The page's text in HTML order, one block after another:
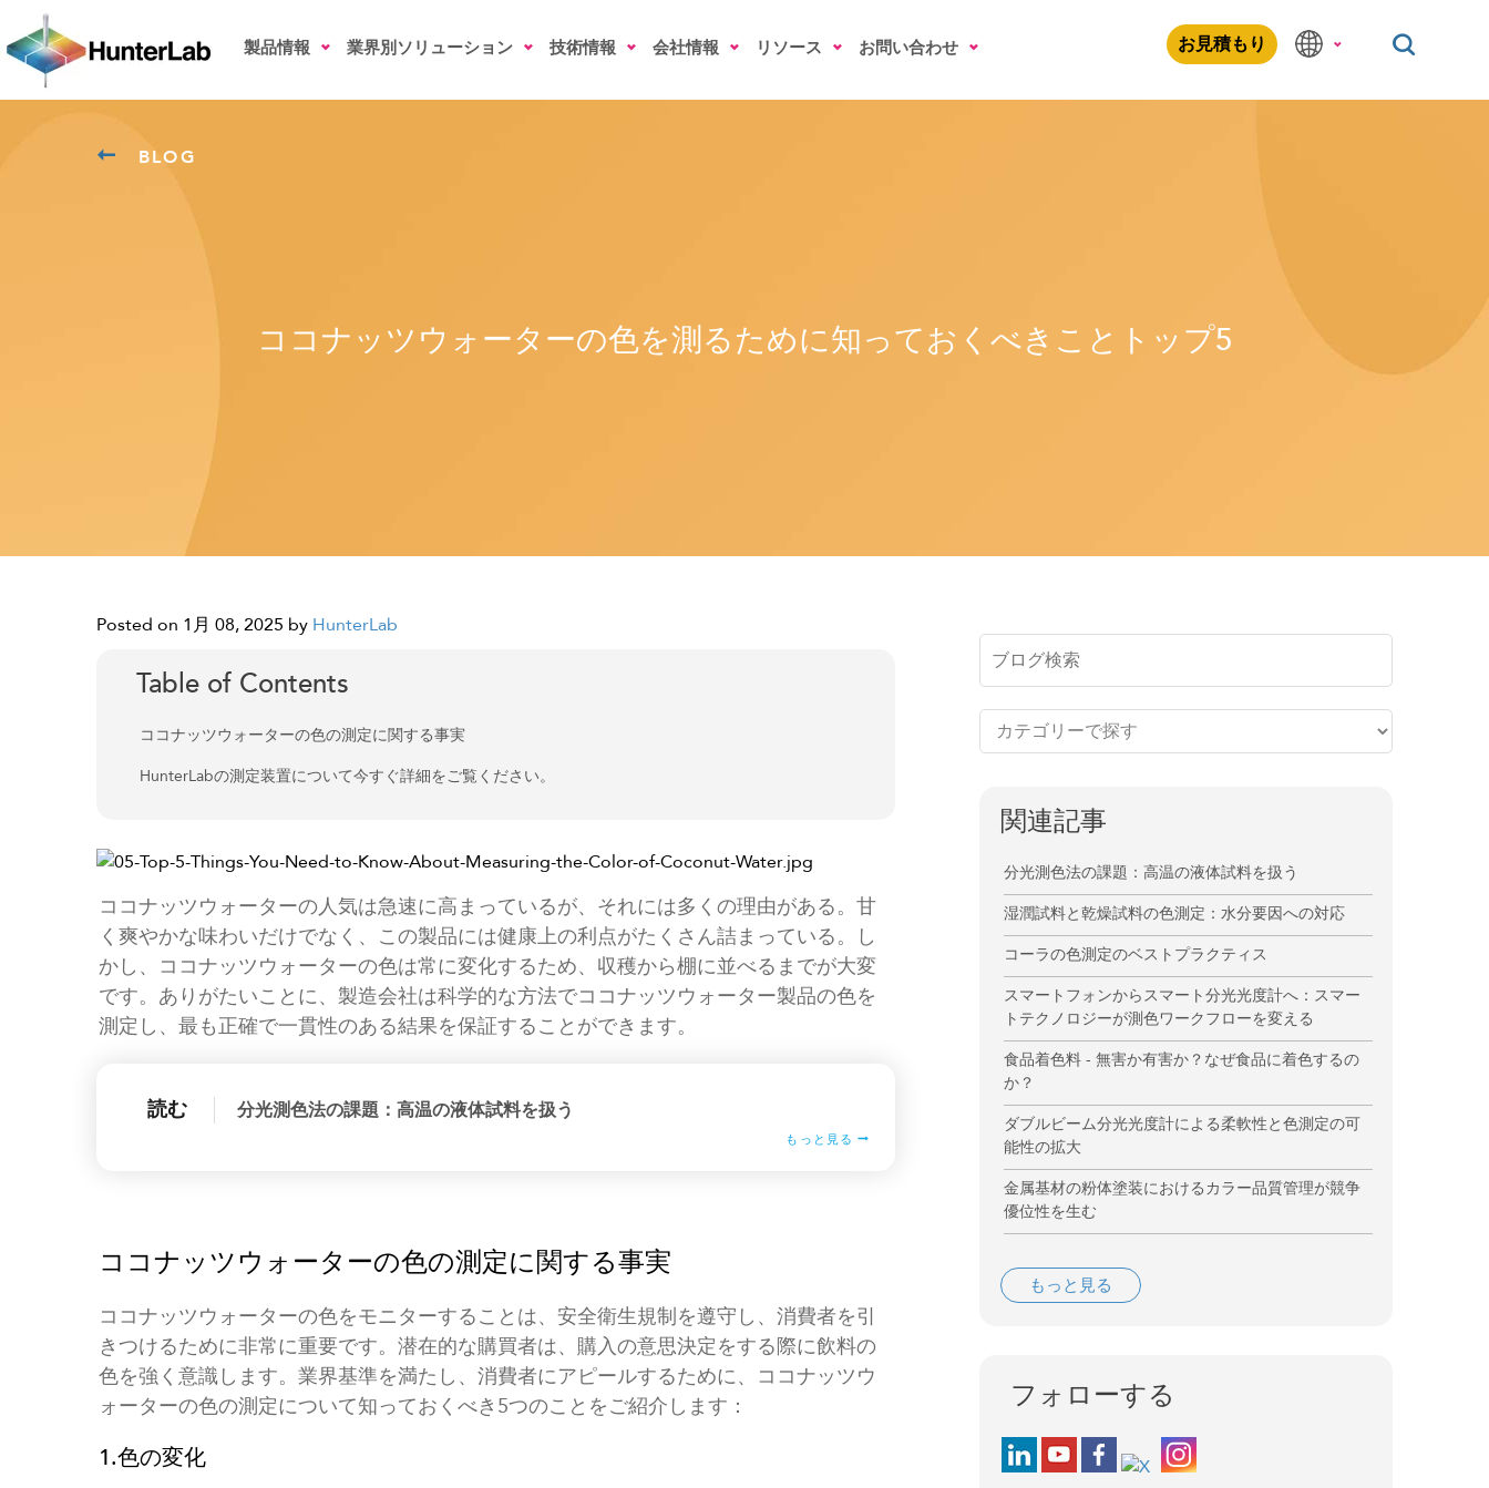
製品情報 業界別ソリューション 技術情報 会社情報 リソース お問い合わせ お見積もり
BLOG
ココナッツウォーターの色を測るために知っておくべきことトップ5
Posted on 1月 08, 2025 by HunterLab
Table of Contents
ココナッツウォーターの色の測定に関する事実
HunterLabの測定装置について今すぐ詳細をご覧ください。
ココナッツウォーターの人気は急速に高まっているが、それには多くの理由がある。甘
く爽やかな味わいだけでなく、この製品には健康上の利点がたくさん詰まっている。し
かし、ココナッツウォーターの色は常に変化するため、収穫から棚に並べるまでが大変
です。ありがたいことに、製造会社は科学的な方法でココナッツウォーター製品の色を
測定し、最も正確で一貫性のある結果を保証することができます。
読む 分光測色法の課題：高温の液体試料を扱う
もっと見る
ココナッツウォーターの色の測定に関する事実
ココナッツウォーターの色をモニターすることは、安全衛生規制を遵守し、消費者を引
きつけるために非常に重要です。潜在的な購買者は、購入の意思決定をする際に飲料の
色を強く意識します。業界基準を満たし、消費者にアピールするために、ココナッツウ
ォーターの色の測定について知っておくべき5つのことをご紹介します：
1.色の変化
関連記事
分光測色法の課題：高温の液体試料を扱う
湿潤試料と乾燥試料の色測定：水分要因への対応
コーラの色測定のベストプラクティス
スマートフォンからスマート分光光度計へ：スマー
トテクノロジーが測色ワークフローを変える
食品着色料 - 無害か有害か？なぜ食品に着色するの
か？
ダブルビーム分光光度計による柔軟性と色測定の可
能性の拡大
金属基材の粉体塗装におけるカラー品質管理が競争
優位性を生む
もっと見る
フォローする
Follow us on LinkedIn
Follow us on YouTube
Follow us on Facebook
Follow us on X (formerly Twitter)
Follow us on Instagram